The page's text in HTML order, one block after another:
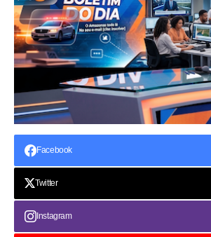
Facebook
Twitter
Instagram